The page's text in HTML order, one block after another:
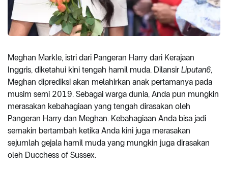
Meghan Markle, istri dari Pangeran Harry dari Kerajaan
Inggris, diketahui kini tengah hamil muda. Dilansir Liputan6,
Meghan diprediksi akan melahirkan anak pertamanya pada
musim semi 2019. Sebagai warga dunia, Anda pun mungkin
merasakan kebahagiaan yang tengah dirasakan oleh
Pangeran Harry dan Meghan. Kebahagiaan Anda bisa jadi
semakin bertambah ketika Anda kini juga merasakan
sejumlah gejala hamil muda yang mungkin juga dirasakan
oleh Ducchess of Sussex.